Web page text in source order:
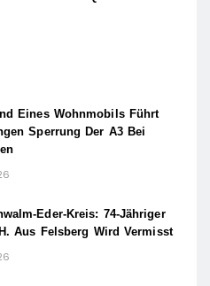
Eines Wohnmobils Führt
Sperrung Der A3 Bei
Eder-Kreis: 74-Jähriger
Aus Felsberg Wird Vermisst